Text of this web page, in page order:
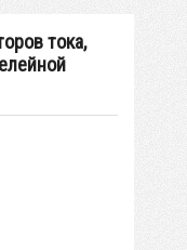
тока,